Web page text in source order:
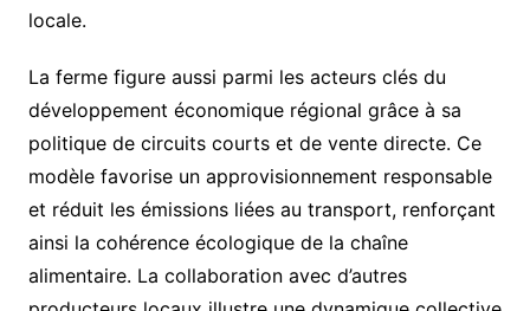
locale.
La ferme figure aussi parmi les acteurs clés du
développement économique régional grâce à sa
politique de circuits courts et de vente directe. Ce
modèle favorise un approvisionnement responsable
et réduit les émissions liées au transport, renforçant
ainsi la cohérence écologique de la chaîne
alimentaire. La collaboration avec d’autres